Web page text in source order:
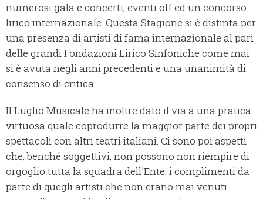
numerosi gala e concerti, eventi off ed un concorso
lirico internazionale. Questa Stagione si è distinta per
una presenza di artisti di fama internazionale al pari
delle grandi Fondazioni Lirico Sinfoniche come mai
si è avuta negli anni precedenti e una unanimità di
consenso di critica.
Il Luglio Musicale ha inoltre dato il via a una pratica
virtuosa quale coprodurre la maggior parte dei propri
spettacoli con altri teatri italiani. Ci sono poi aspetti
che, benché soggettivi, non possono non riempire di
orgoglio tutta la squadra dell'Ente: i complimenti da
parte di quegli artisti che non erano mai venuti